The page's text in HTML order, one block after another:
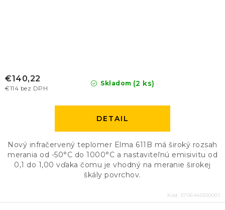
Skladom (2 ks)
€114 bez DPH
€140,22
DETAIL
Nový infračervený teplomer Elma 611B má široký rozsah
merania od -50°C do 1000°C a nastaviteľnú emisivitu od
0,1 do 1,00 vďaka čomu je vhodný na meranie širokej
škály povrchov.
Kód: 5706445350001